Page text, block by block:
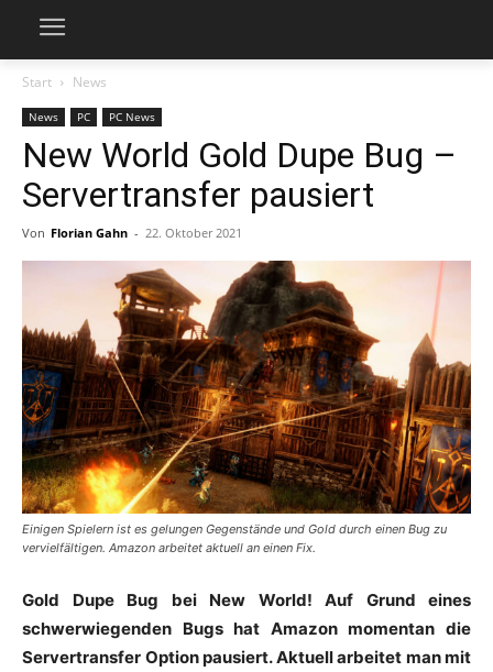
Start News
News PC PC News
New World Gold Dupe Bug –
Servertransfer pausiert
Von Florian Gahn - 22. Oktober 2021
Einigen Spielern ist es gelungen Gegenstände und Gold durch einen Bug zu
vervielfältigen. Amazon arbeitet aktuell an einen Fix.
Gold Dupe Bug bei New World! Auf Grund eines
schwerwiegenden Bugs hat Amazon momentan die
Servertransfer Option pausiert. Aktuell arbeitet man mit